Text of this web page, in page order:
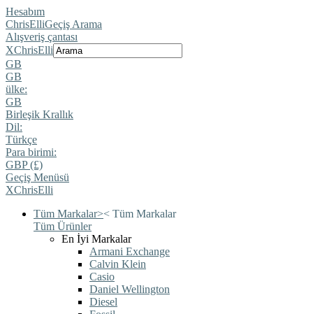
Hesabım
ChrisElliGeçiş Arama
Alışveriş çantası
XChrisElli
GB
GB
ülke:
GB
Birleşik Krallık
Dil:
Türkçe
Para birimi:
GBP (£)
Geçiş Menüsü
XChrisElli
Tüm Markalar>< Tüm Markalar
Tüm Ürünler
En İyi Markalar
Armani Exchange
Calvin Klein
Casio
Daniel Wellington
Diesel